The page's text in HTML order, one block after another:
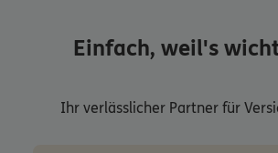
Einfach, weil's
Ihr verlässlicher Partner für